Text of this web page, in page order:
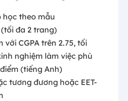
theo mẫu
đa 2 trang)
với CGPA trên 2.75, tối
nghiệm làm việc phù
(tiếng Anh)
tương đương hoặc EET-